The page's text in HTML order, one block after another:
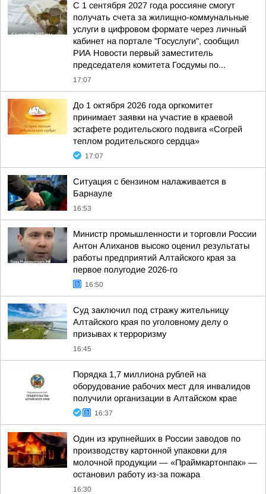
С 1 сентября 2027 года россияне смогут
получать счета за жилищно-коммунальные
услуги в цифровом формате через личный
кабинет на портале "Госуслуги", сообщил
РИА Новости первый заместитель
председателя комитета Госдумы по...
17:07
До 1 октября 2026 года оргкомитет
принимает заявки на участие в краевой
эстафете родительского подвига «Согрей
теплом родительского сердца»
17:07
Ситуация с бензином налаживается в
Барнауле
16:53
Министр промышленности и торговли России
Антон Алиханов высоко оценил результаты
работы предприятий Алтайского края за
первое полугодие 2026-го
16:50
Суд заключил под стражу жительницу
Алтайского края по уголовному делу о
призывах к терроризму
16:45
Порядка 1,7 миллиона рублей на
оборудование рабочих мест для инвалидов
получили организации в Алтайском крае
16:37
Один из крупнейших в России заводов по
производству картонной упаковки для
молочной продукции — «Праймкартонпак» —
остановил работу из-за пожара
16:30